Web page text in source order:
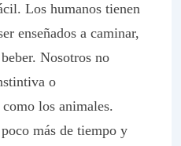
Los humanos tienen
enseñados a caminar,
Nosotros no
o
los animales.
más de tiempo y